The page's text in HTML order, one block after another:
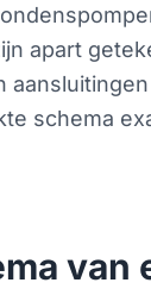
apart
schema
van